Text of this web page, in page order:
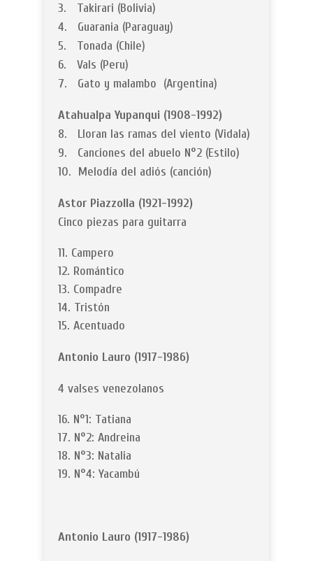
3. Takirari (Bolivia)
4. Guarania (Paraguay)
5. Tonada (Chile)
6. Vals (Peru)
7. Gato y malambo (Argentina)
Atahualpa Yupanqui (1908-1992)
8. Lloran las ramas del viento (Vidala)
9. Canciones del abuelo N°2 (Estilo)
10. Melodía del adiós (canción)
Astor Piazzolla (1921-1992)
Cinco piezas para guitarra
Campero
Romántico
Compadre
Tristón
Acentuado
Antonio Lauro (1917-1986)
4 valses venezolanos
N°1: Tatiana
N°2: Andreina
N°3: Natalia
N°4: Yacambú
Antonio Lauro (1917-1986)